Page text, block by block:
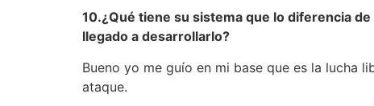
10.¿Qué tiene su sistema que lo diferencia
llegado a desarrollarlo?
Bueno yo me guío en mi base que es la lucha
ataque.